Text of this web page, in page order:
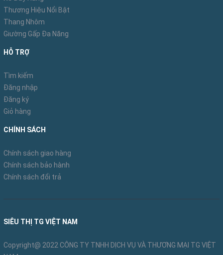
Thương Hiệu Nổi Bật
Thang Nhôm
Giường Gấp Đa Năng
HỖ TRỢ
Tìm kiếm
Đăng nhập
Đăng ký
Giỏ hàng
CHÍNH SÁCH
Chính sách giao hàng
Chính sách bảo hành
Chính sách đổi trả
SIÊU THỊ TG VIỆT NAM
Copyright@ 2022 CÔNG TY TNHH DỊCH VỤ VÀ THƯƠNG MẠI TG VIỆT